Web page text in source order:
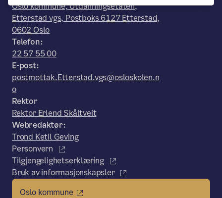
Oslo kommune, Utdanningsetaten,
Etterstad vgs, Postboks 6127 Etterstad,
0602 Oslo
Telefon:
22 57 55 00
E-post:
postmottak.Etterstad.vgs@osloskolen.n
o
Rektor
Rektor Erlend Skåltveit
Webredaktør:
Trond Ketil Geving
Personvern
Tilgjengelighetserklæring
Bruk av informasjonskapsler
Oslo kommune